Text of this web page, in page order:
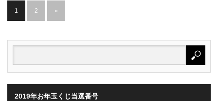
1 2 »
2019年お年玉くじ当選番号